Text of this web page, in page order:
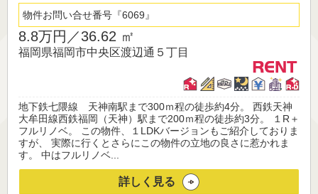
物件お問い合せ番号 6069
8.8万円／36.62 ㎡
福岡県福岡市中央区渡辺通５丁目
地下鉄七隈線 天神南駅まで300ｍ程の徒歩約4分。 西鉄天神
大牟田線西鉄福岡（天神）駅まで200ｍ程の徒歩約3分。 １R＋
フルリノベ。 この物件、１LDKバージョンもご紹介しておりま
すが、 実際に行くとさらにこの物件の立地の良さに惹かれま
す。 中はフルリノベ...
詳しく見る